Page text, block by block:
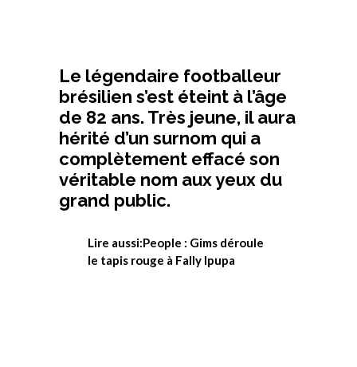
Le légendaire footballeur
brésilien s’est éteint à l’âge
de 82 ans. Très jeune, il aura
hérité d’un surnom qui a
complètement effacé son
véritable nom aux yeux du
grand public.
Lire aussi:People : Gims déroule
le tapis rouge à Fally Ipupa